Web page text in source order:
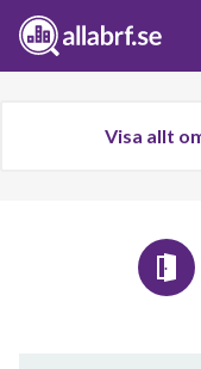
Visa allt